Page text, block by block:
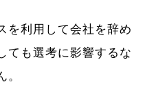
を利用して会社を辞め
ても選考に影響するな
。